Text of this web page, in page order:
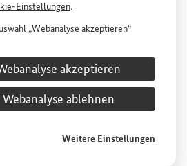
-Einstellungen.
„Webanalyse akzeptieren“
auf derWebsitedes
für wirtschaftliche
und Zusammenarbeit (BMZ) zu.
ist freiwillig, für die Nutzung
für die Zukunft unterCookie-
akzeptieren
Webanalyse ablehnen
Weitere Einstellungen
Link Externer Link
Link